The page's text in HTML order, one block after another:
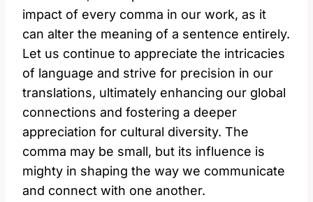
impact of every comma in our work, as it
can alter the meaning of a sentence entirely.
Let us continue to appreciate the intricacies
of language and strive for precision in our
translations, ultimately enhancing our global
connections and fostering a deeper
appreciation for cultural diversity. The
comma may be small, but its influence is
mighty in shaping the way we communicate
and connect with one another.